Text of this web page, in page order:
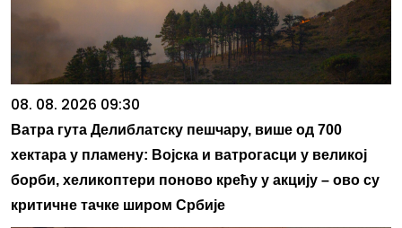
08. 08. 2026 09:30
Ватра гута Делиблатску пешчару, више од 700
хектара у пламену: Војска и ватрогасци у великој
борби, хеликоптери поново крећу у акцију – ово су
критичне тачке широм Србије